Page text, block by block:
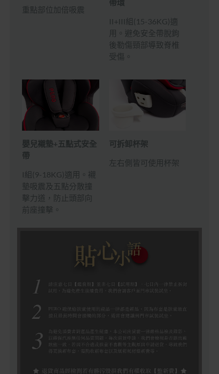
重點部位加倍吸震
帶環
II+III組(15-36KG)適
用。避免安全帶脫鉤
後勒傷頸部導致脊椎
受傷。
嬰兒襯墊+五點式安全
帶
I組(9-18KG)適用。襯
墊吸震及五點分散撞
擊力道，防止頭部向
前座撞擊。
可拆卸杯架
左右側皆可使用杯架